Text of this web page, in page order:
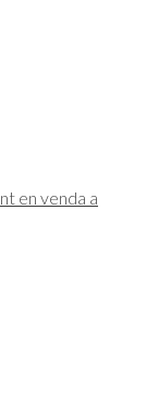
en venda a